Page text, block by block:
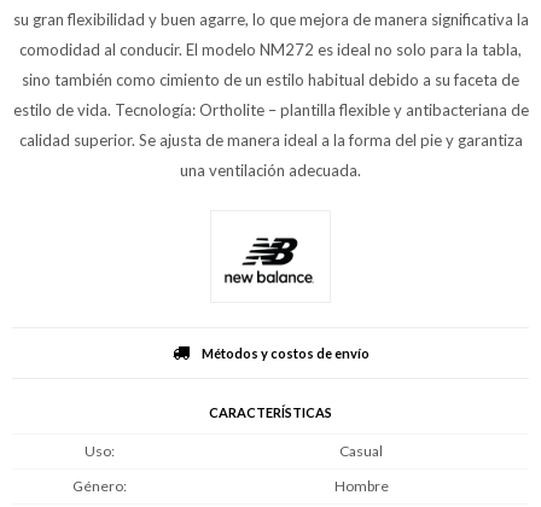
su gran flexibilidad y buen agarre, lo que mejora de manera significativa la
comodidad al conducir. El modelo NM272 es ideal no solo para la tabla,
sino también como cimiento de un estilo habitual debido a su faceta de
estilo de vida. Tecnología: Ortholite – plantilla flexible y antibacteriana de
calidad superior. Se ajusta de manera ideal a la forma del pie y garantiza
una ventilación adecuada.
Métodos y costos de envío
CARACTERÍSTICAS
Uso
Casual
Género
Hombre